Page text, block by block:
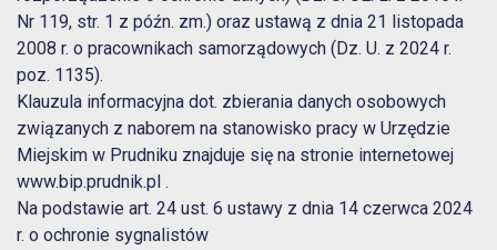
Nr 119, str. 1 z późn. zm.) oraz ustawą z dnia 21 listopada
2008 r. o pracownikach samorządowych (Dz. U. z 2024 r.
poz. 1135).
Klauzula informacyjna dot. zbierania danych osobowych
związanych z naborem na stanowisko pracy w Urzędzie
Miejskim w Prudniku znajduje się na stronie internetowej
www.bip.prudnik.pl .
Na podstawie art. 24 ust. 6 ustawy z dnia 14 czerwca 2024
r. o ochronie sygnalistów